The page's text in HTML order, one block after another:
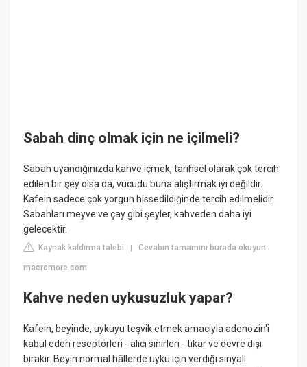
Sabah dinç olmak için ne içilmeli?
Sabah uyandığınızda kahve içmek, tarihsel olarak çok tercih
edilen bir şey olsa da, vücudu buna alıştırmak iyi değildir.
Kafein sadece çok yorgun hissedildiğinde tercih edilmelidir.
Sabahları meyve ve çay gibi şeyler, kahveden daha iyi
gelecektir.
Kaynak kaldırma talebi |Cevabın tamamını burada okuyun:
macromore.com
Kahve neden uykusuzluk yapar?
Kafein, beyinde, uykuyu teşvik etmek amacıyla adenozin'i
kabul eden reseptörleri - alıcı sinirleri - tıkar ve devre dışı
bırakır. Beyin normal hâllerde uyku için verdiği sinyali